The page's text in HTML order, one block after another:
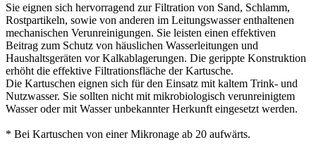
Sie eignen sich hervorragend zur Filtration von Sand, Schlamm,
Rostpartikeln, sowie von anderen im Leitungswasser enthaltenen
mechanischen Verunreinigungen. Sie leisten einen effektiven
Beitrag zum Schutz von häuslichen Wasserleitungen und
Haushaltsgeräten vor Kalkablagerungen. Die gerippte Konstruktion
erhöht die effektive Filtrationsfläche der Kartusche.
Die Kartuschen eignen sich für den Einsatz mit kaltem Trink- und
Nutzwasser. Sie sollten nicht mit mikrobiologisch verunreinigtem
Wasser oder mit Wasser unbekannter Herkunft eingesetzt werden.
* Bei Kartuschen von einer Mikronage ab 20 aufwärts.